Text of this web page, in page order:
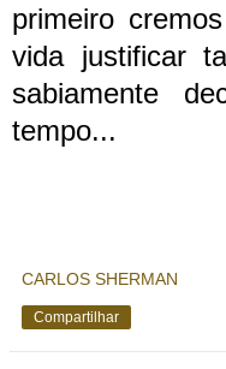
primeiro
vida justificar
sabiamente
tempo...
CARLOS SHERMAN
Compartilhar